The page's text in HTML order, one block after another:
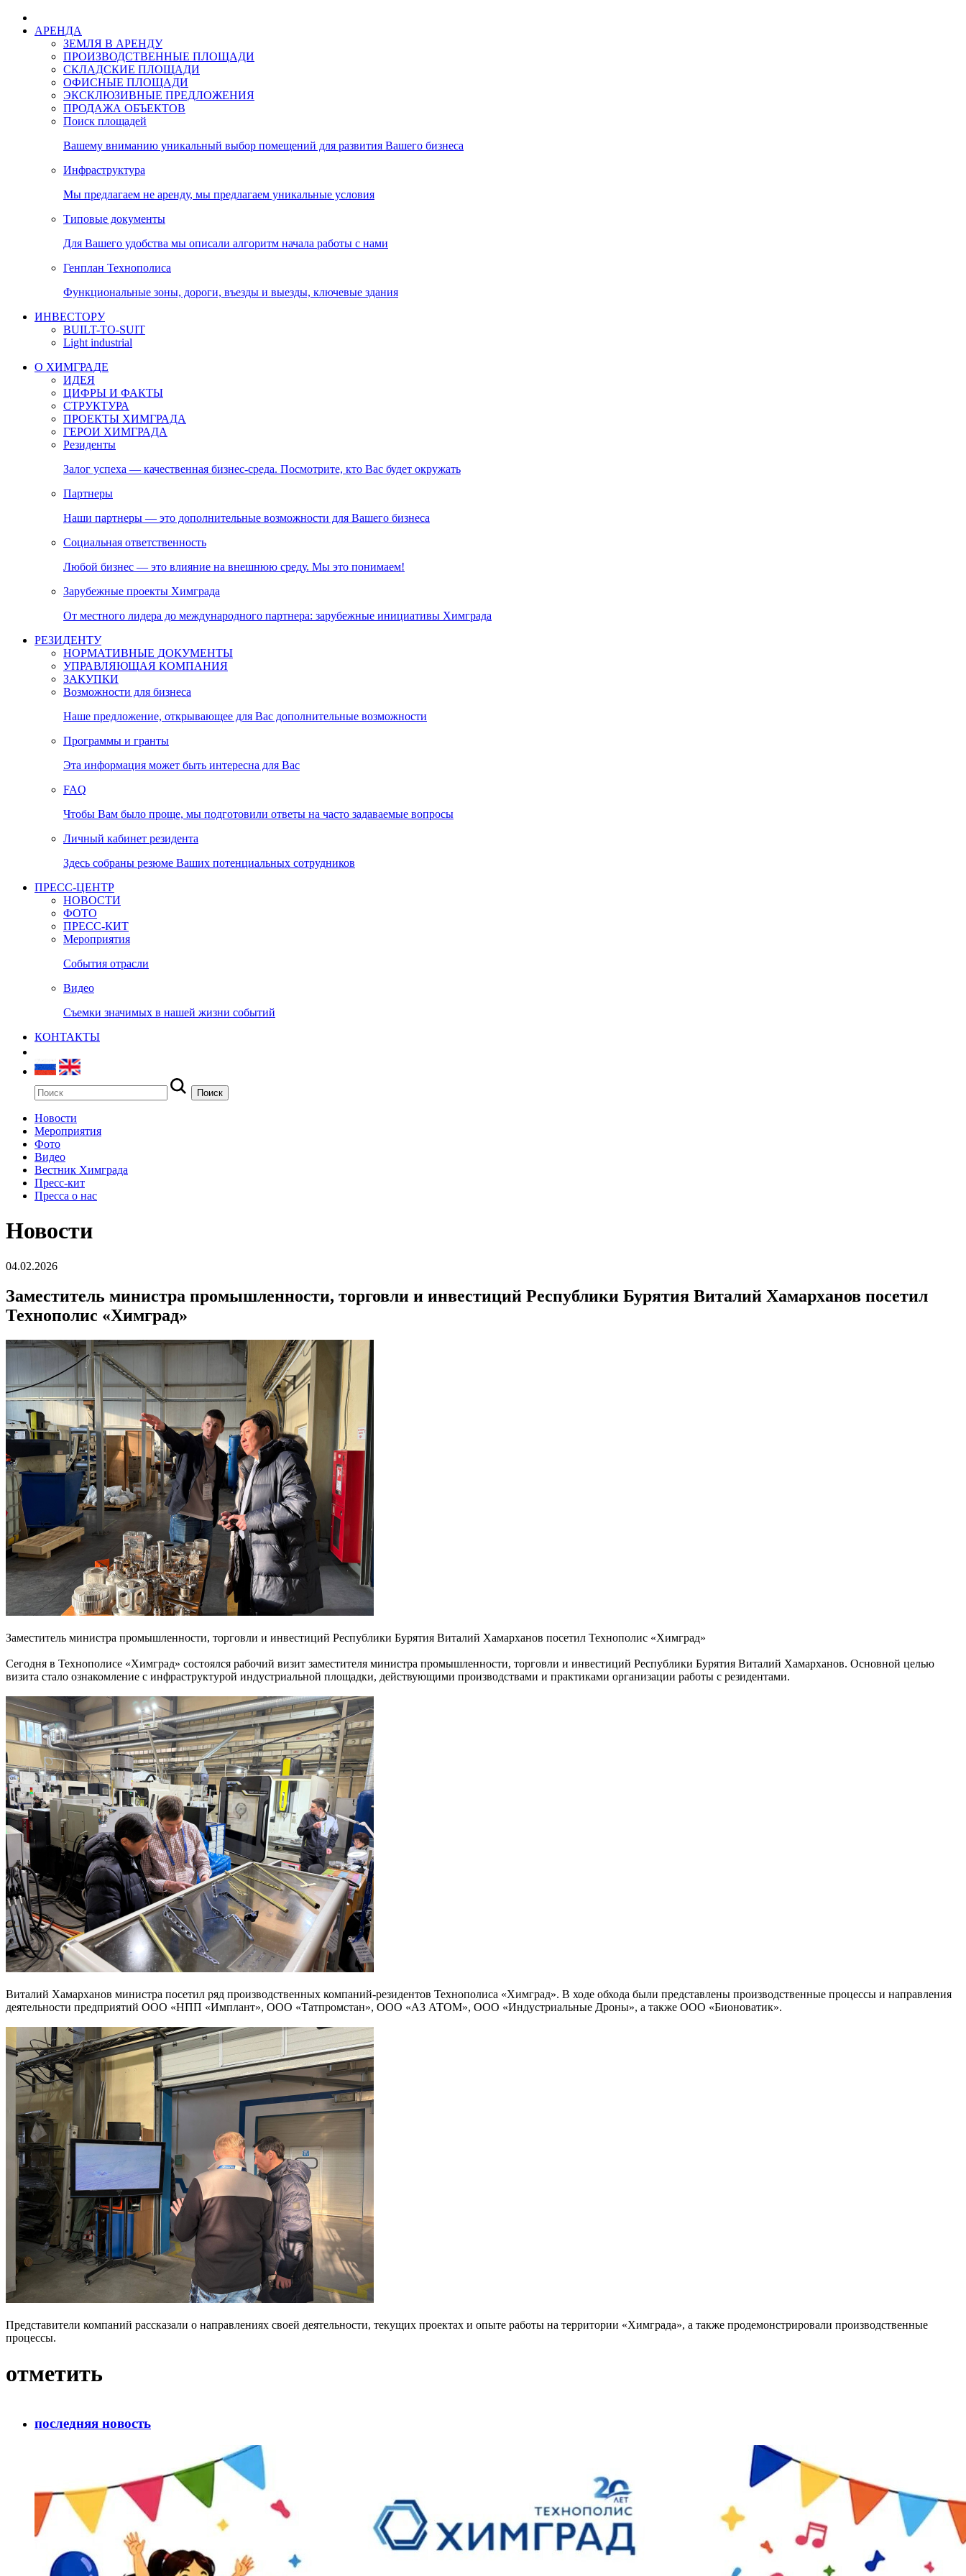
АРЕНДА
ЗЕМЛЯ В АРЕНДУ
ПРОИЗВОДСТВЕННЫЕ ПЛОЩАДИ
СКЛАДСКИЕ ПЛОЩАДИ
ОФИСНЫЕ ПЛОЩАДИ
ЭКСКЛЮЗИВНЫЕ ПРЕДЛОЖЕНИЯ
ПРОДАЖА ОБЪЕКТОВ
Поиск площадей
Вашему вниманию уникальный выбор помещений для развития Вашего бизнеса
Инфраструктура
Мы предлагаем не аренду, мы предлагаем уникальные условия
Типовые документы
Для Вашего удобства мы описали алгоритм начала работы с нами
Генплан Технополиса
Функциональные зоны, дороги, въезды и выезды, ключевые здания
ИНВЕСТОРУ
BUILT-TO-SUIT
Light industrial
О ХИМГРАДЕ
ИДЕЯ
ЦИФРЫ И ФАКТЫ
СТРУКТУРА
ПРОЕКТЫ ХИМГРАДА
ГЕРОИ ХИМГРАДА
Резиденты
Залог успеха — качественная бизнес-среда. Посмотрите, кто Вас будет окружать
Партнеры
Наши партнеры — это дополнительные возможности для Вашего бизнеса
Социальная ответственность
Любой бизнес — это влияние на внешнюю среду. Мы это понимаем!
Зарубежные проекты Химграда
От местного лидера до международного партнера: зарубежные инициативы Химграда
РЕЗИДЕНТУ
НОРМАТИВНЫЕ ДОКУМЕНТЫ
УПРАВЛЯЮЩАЯ КОМПАНИЯ
ЗАКУПКИ
Возможности для бизнеса
Наше предложение, открывающее для Вас дополнительные возможности
Программы и гранты
Эта информация может быть интересна для Вас
FAQ
Чтобы Вам было проще, мы подготовили ответы на часто задаваемые вопросы
Личный кабинет резидента
Здесь собраны резюме Ваших потенциальных сотрудников
ПРЕСС-ЦЕНТР
НОВОСТИ
ФОТО
ПРЕСС-КИТ
Мероприятия
События отрасли
Видео
Съемки значимых в нашей жизни событий
КОНТАКТЫ
Новости
Мероприятия
Фото
Видео
Вестник Химграда
Пресс-кит
Пресса о нас
Новости
04.02.2026
Заместитель министра промышленности, торговли и инвестиций Республики Бурятия Виталий Хамарханов посетил
Технополис «Химград»
Заместитель министра промышленности, торговли и инвестиций Республики Бурятия Виталий Хамарханов посетил Технополис «Химград»
Сегодня в Технополисе «Химград» состоялся рабочий визит заместителя министра промышленности, торговли и инвестиций Республики Бурятия Виталий Хамарханов. Основной целью
визита стало ознакомление с инфраструктурой индустриальной площадки, действующими производствами и практиками организации работы с резидентами.
Виталий Хамарханов министра посетил ряд производственных компаний-резидентов Технополиса «Химград». В ходе обхода были представлены производственные процессы и направления
деятельности предприятий ООО «НПП «Имплант», ООО «Татпромстан», ООО «АЗ АТОМ», ООО «Индустриальные Дроны», а также ООО «Бионоватик».
Представители компаний рассказали о направлениях своей деятельности, текущих проектах и опыте работы на территории «Химграда», а также продемонстрировали производственные
процессы.
отметить
последняя новость